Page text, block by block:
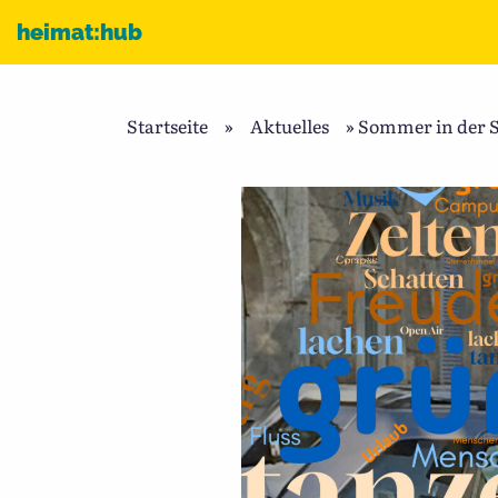
heimat:hub
Startseite » Aktuelles » Sommer in der